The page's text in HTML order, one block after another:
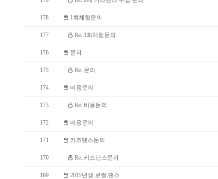
178 1회체험문의
177 Re..1회체험문의
176 문의
175 Re..문의
174 비용문의
173 Re..비용문의
172 비용문의
171 키즈댄스문의
170 Re..키즈댄스문의
169 2015년생 보컬.댄스